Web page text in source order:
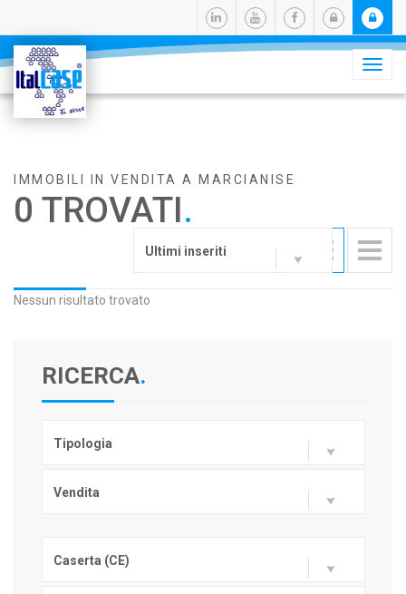
IMMOBILI IN VENDITA A MARCIANISE
0 TROVATI.
Ultimi inseriti
Nessun risultato trovato
RICERCA.
Tipologia
Vendita
Caserta (CE)